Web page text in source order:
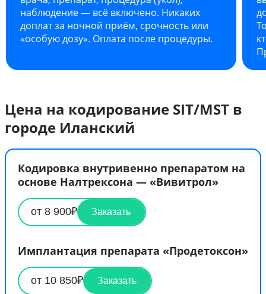
наблюдение — всё включено. Никаких
доплат за ночной приём, срочность или
«особую дозу». Оплата после процедуры.
Цена на кодирование SIT/MST в
городе Иланский
Кодировка внутривенно препаратом на
основе Налтрексона — «Вивитрол»
от 8 900₽ Заказать
Имплантация препарата «Продетоксон»
от 10 850₽ Заказать